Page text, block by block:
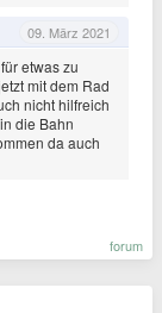
09. März 2021
etwas zu
mit dem Rad
nicht hilfreich
die Bahn
da auch
forum